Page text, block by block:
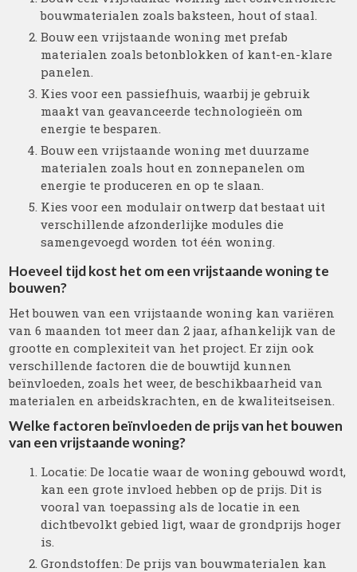
bouwmaterialen zoals baksteen, hout of staal.
Bouw een vrijstaande woning met prefab
materialen zoals betonblokken of kant-en-klare
panelen.
Kies voor een passiefhuis, waarbij je gebruik
maakt van geavanceerde technologieën om
energie te besparen.
Bouw een vrijstaande woning met duurzame
materialen zoals hout en zonnepanelen om
energie te produceren en op te slaan.
Kies voor een modulair ontwerp dat bestaat uit
verschillende afzonderlijke modules die
samengevoegd worden tot één woning.
Hoeveel tijd kost het om een vrijstaande woning te
bouwen?
Het bouwen van een vrijstaande woning kan variëren
van 6 maanden tot meer dan 2 jaar, afhankelijk van de
grootte en complexiteit van het project. Er zijn ook
verschillende factoren die de bouwtijd kunnen
beïnvloeden, zoals het weer, de beschikbaarheid van
materialen en arbeidskrachten, en de kwaliteitseisen.
Welke factoren beïnvloeden de prijs van het bouwen
van een vrijstaande woning?
Locatie: De locatie waar de woning gebouwd wordt,
kan een grote invloed hebben op de prijs. Dit is
vooral van toepassing als de locatie in een
dichtbevolkt gebied ligt, waar de grondprijs hoger
is.
Grondstoffen: De prijs van bouwmaterialen kan